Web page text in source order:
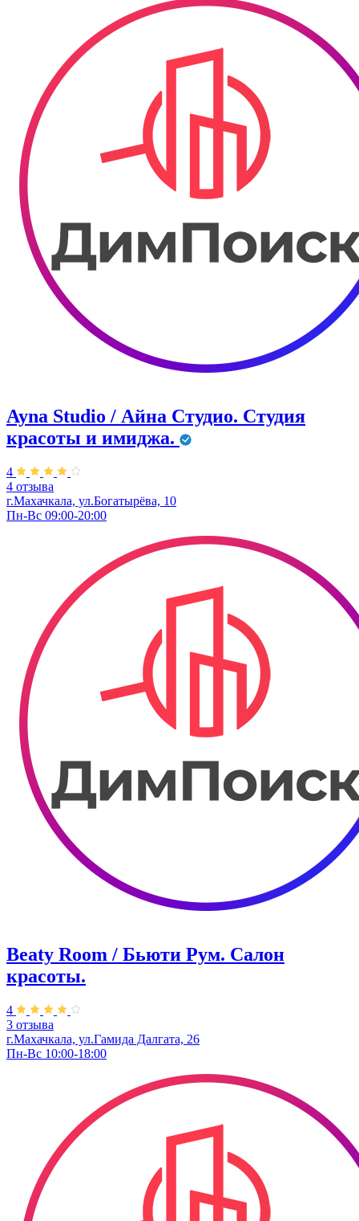
Ayna Studio / Айна Студио. Студия
красоты и имиджа.
4
4 отзыва
г.Махачкала, ул.​Богатырёва, 10
Пн-Вс 09:00-20:00
Beaty Room / Бьюти Рум. Салон
красоты.
4
3 отзыва
г.Махачкала, ул.Гамида Далгата, 26
Пн-Вс 10:00-18:00